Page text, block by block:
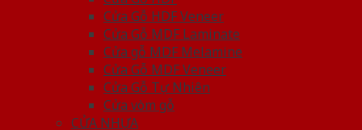
Cửa Gỗ HDF Veneer
Cửa Gỗ MDF Laminate
Cửa gỗ MDF Melamine
Cửa Gỗ MDF Veneer
Cửa Gỗ Tự Nhiên
Cửa vòm gỗ
CỬA NHỰA